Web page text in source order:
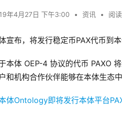
年4月27日 下午3:00 • 资讯 • 阅
宣布，将发行稳定币PAX代币到本
本体 OEP-4 协议的代币 PAXO
和机构合作伙伴能够在本体生态